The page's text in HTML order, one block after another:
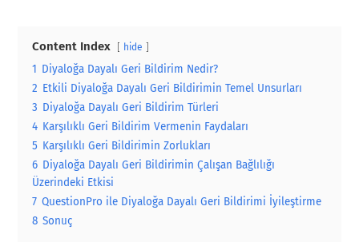
Content Index hide
1 Diyaloğa Dayalı Geri Bildirim Nedir?
2 Etkili Diyaloğa Dayalı Geri Bildirimin Temel Unsurları
3 Diyaloğa Dayalı Geri Bildirim Türleri
4 Karşılıklı Geri Bildirim Vermenin Faydaları
5 Karşılıklı Geri Bildirimin Zorlukları
6 Diyaloğa Dayalı Geri Bildirimin Çalışan Bağlılığı
Üzerindeki Etkisi
7 QuestionPro ile Diyaloğa Dayalı Geri Bildirimi İyileştirme
8 Sonuç